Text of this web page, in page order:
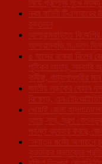
নিয়ে প্রশ্নের মুখে
নবম বাহিনী
রক্তদান
আশারামবাড়িতে
আশারামবাড়ি মণ্ডলে
৫ মাসের বকেয়া বিলের
পুষ্টিকর আহার, সরকারি
কর্মীরা, খাদ্যসামগ্রীর
জাতীয় সড়কের বেহাল
বিক্ষোভ,
খোয়াই জেলা
আছে নার্স, স্বল্প
পর্যন্ত ব্যবহার করছে
‘সনাতন ধর্মের
কুরুচিকর মন্তব্যের